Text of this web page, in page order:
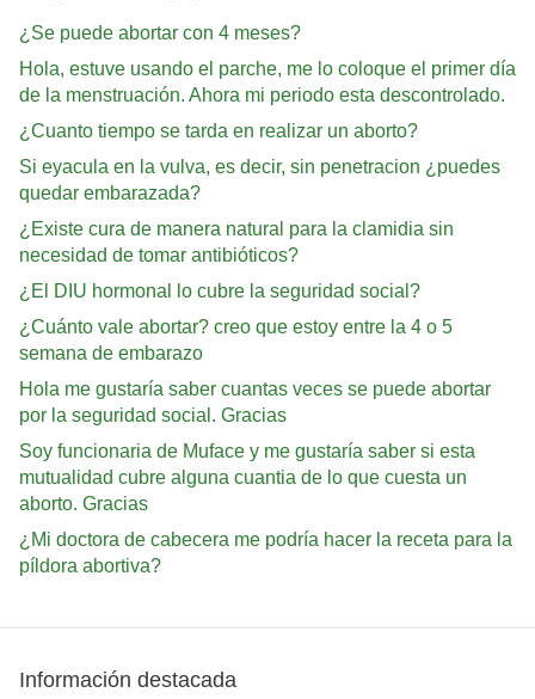
¿Se puede abortar con 4 meses?
Hola, estuve usando el parche, me lo coloque el primer día
de la menstruación. Ahora mi periodo esta descontrolado.
¿Cuanto tiempo se tarda en realizar un aborto?
Si eyacula en la vulva, es decir, sin penetracion ¿puedes
quedar embarazada?
¿Existe cura de manera natural para la clamidia sin
necesidad de tomar antibióticos?
¿El DIU hormonal lo cubre la seguridad social?
¿Cuánto vale abortar? creo que estoy entre la 4 o 5
semana de embarazo
Hola me gustaría saber cuantas veces se puede abortar
por la seguridad social. Gracias
Soy funcionaria de Muface y me gustaría saber si esta
mutualidad cubre alguna cuantia de lo que cuesta un
aborto. Gracias
¿Mi doctora de cabecera me podría hacer la receta para la
píldora abortiva?
Información destacada